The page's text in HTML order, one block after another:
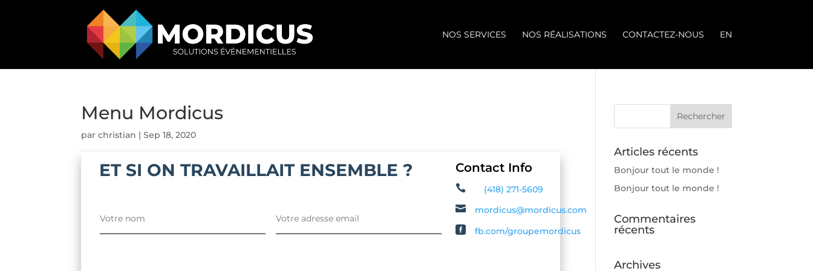
NOS SERVICES NOS RÉALISATIONS CONTACTEZ-NOUS EN
Menu Mordicus
parchristian |Sep 18, 2020
ET SI ON TRAVAILLAIT ENSEMBLE ? Contact Info
 (418) 271-5609
 mordicus@mordicus.com
 fb.com/groupemordicus
Articles récents
Bonjour tout le monde !
Bonjour tout le monde !
Commentaires
récents
Archives